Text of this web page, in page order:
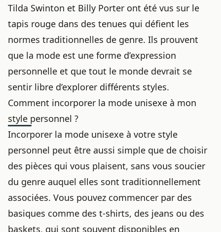
Tilda Swinton et Billy Porter ont été vus sur le
tapis rouge dans des tenues qui défient les
normes traditionnelles de genre. Ils prouvent
que la mode est une forme d’expression
personnelle et que tout le monde devrait se
sentir libre d’explorer différents styles.
Comment incorporer la mode unisexe à mon
style personnel ?
Incorporer la mode unisexe à votre style
personnel peut être aussi simple que de choisir
des pièces qui vous plaisent, sans vous soucier
du genre auquel elles sont traditionnellement
associées. Vous pouvez commencer par des
basiques comme des t-shirts, des jeans ou des
baskets, qui sont souvent disponibles en